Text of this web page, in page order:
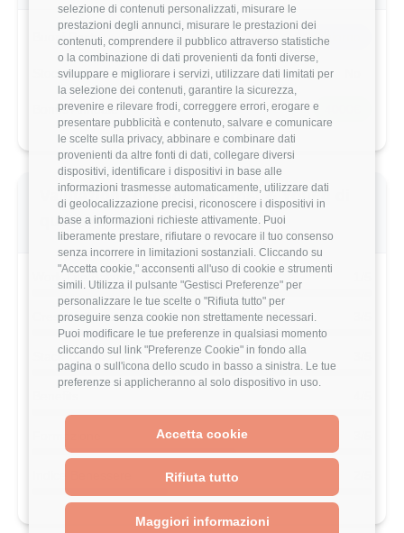
selezione di contenuti personalizzati, misurare le
prestazioni degli annunci, misurare le prestazioni dei
contenuti, comprendere il pubblico attraverso statistiche
o la combinazione di dati provenienti da fonti diverse,
sviluppare e migliorare i servizi, utilizzare dati limitati per
la selezione dei contenuti, garantire la sicurezza,
prevenire e rilevare frodi, correggere errori, erogare e
presentare pubblicità e contenuto, salvare e comunicare
le scelte sulla privacy, abbinare e combinare dati
provenienti da altre fonti di dati, collegare diversi
dispositivi, identificare i dispositivi in base alle
informazioni trasmesse automaticamente, utilizzare dati
di geolocalizzazione precisi, riconoscere i dispositivi in
base a informazioni richieste attivamente. Puoi
liberamente prestare, rifiutare o revocare il tuo consenso
senza incorrere in limitazioni sostanziali. Cliccando su
"Accetta cookie," acconsenti all'uso di cookie e strumenti
simili. Utilizza il pulsante "Gestisci Preferenze" per
personalizzare le tue scelte o "Rifiuta tutto" per
proseguire senza cookie non strettamente necessari.
Puoi modificare le tue preferenze in qualsiasi momento
cliccando sul link "Preferenze Cookie" in fondo alla
pagina o sull'icona dello scudo in basso a sinistra. Le tue
preferenze si applicheranno al solo dispositivo in uso.
Accetta cookie
Rifiuta tutto
Maggiori informazioni
Buoni Pasto 8€/giorno
Stock Options
Bonus Annuale
Valutazione dettagliata Ernst & Young di
questo utente
Work-Life Balance
Crescita Professionale
Stack Tecnologico